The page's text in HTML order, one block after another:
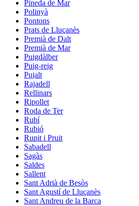
Pineda de Mar
Polinyà
Pontons
Prats de Lluçanès
Premià de Dalt
Premià de Mar
Puigdàlber
Puig-reig
Pujalt
Rajadell
Rellinars
Ripollet
Roda de Ter
Rubí
Rubió
Rupit i Pruit
Sabadell
Sagàs
Saldes
Sallent
Sant Adrià de Besòs
Sant Agustí de Lluçanès
Sant Andreu de la Barca